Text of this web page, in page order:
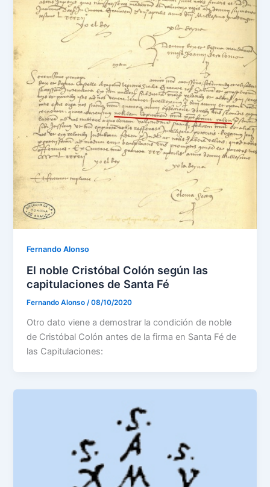
Fernando Alonso
El noble Cristóbal Colón según las
capitulaciones de Santa Fé
Fernando Alonso/08/10/2020
Otro dato viene a demostrar la condición de noble
de Cristóbal Colón antes de la firma en Santa Fé de
las Capitulaciones: